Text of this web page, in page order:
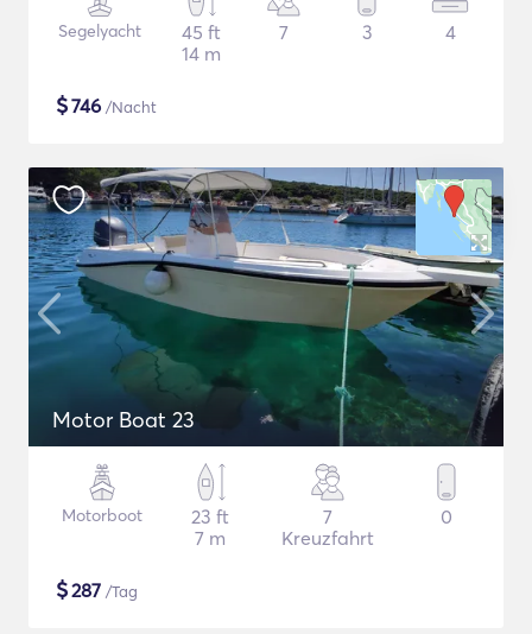
Segelyacht
45 ft
14 m
7 3 4
$746 /Nacht
Motor Boat 23
Motorboot
23 ft
7 m
7
Kreuzfahrt
0
$287 /Tag